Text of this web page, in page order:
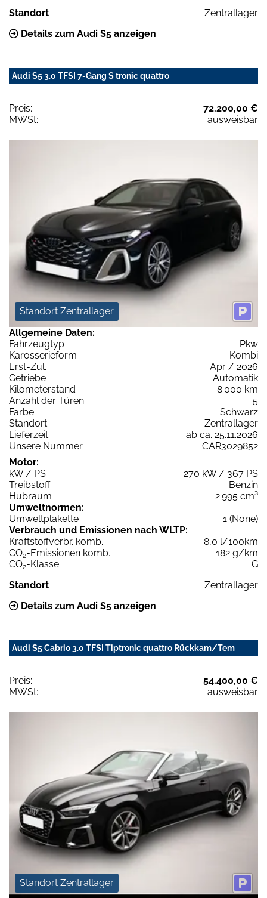
Standort
Zentrallager
Details zum Audi S5 anzeigen
Audi S5 3.0 TFSI 7-Gang S tronic quattro
Preis:
72.200,00 €
MWSt:
ausweisbar
Standort Zentrallager
Allgemeine Daten:
Fahrzeugtyp
Pkw
Karosserieform
Kombi
Erst-Zul.
Apr / 2026
Getriebe
Automatik
Kilometerstand
8.000 km
Anzahl der Türen
5
Farbe
Schwarz
Standort
Zentrallager
Lieferzeit
ab ca. 25.11.2026
Unsere Nummer
CAR3029852
Motor:
kW / PS
270 kW / 367 PS
Treibstoff
Benzin
Hubraum
2.995 cm³
Umweltnormen:
Umweltplakette
1 (None)
Verbrauch und Emissionen nach WLTP:
Kraftstoffverbr. komb.
8,0 l/100km
CO2-Emissionen komb.
182 g/km
CO2-Klasse
G
Standort
Zentrallager
Details zum Audi S5 anzeigen
Audi S5 Cabrio 3.0 TFSI Tiptronic quattro Rückkam/Tem
Preis:
54.400,00 €
MWSt:
ausweisbar
Standort Zentrallager